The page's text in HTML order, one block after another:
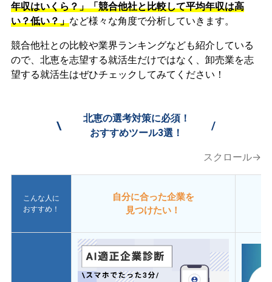
年収はいくら？」「競合他社と比較して平均年収は高
い？低い？」など様々な角度で分析していきます。
競合他社との比較や業界ランキングなども紹介している
ので、北恵を志望する就活生だけではなく、卸売業を志
望する就活生はぜひチェックしてみてください！
\
北恵の選考対策に必須！
おすすめツール3選！
/
スクロール→
こんな人に
おすすめ！
自分に合った企業を
見つけたい！